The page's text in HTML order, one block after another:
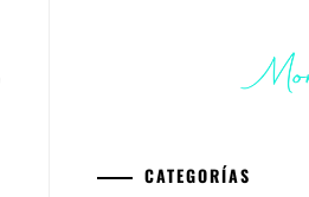
CATEGORÍAS